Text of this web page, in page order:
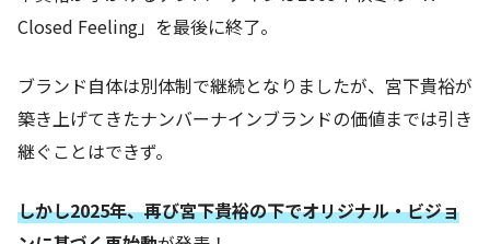
Closed Feeling」を最後に終了。
ブランド自体は別体制で継続となりましたが、宮下貴裕が
築き上げてきたナンバーナインブランドの価値までは引き
継ぐことはできず。
しかし2025年、再び宮下貴裕の下でオリジナル・ビジョ